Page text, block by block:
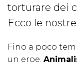
torturare dei
Ecco le
Fino a poco
un eroe.